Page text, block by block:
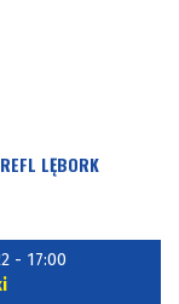
LĘBORK
- 17:00